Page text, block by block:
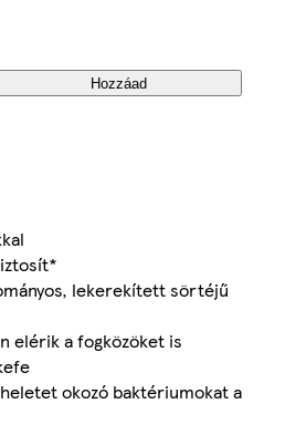
Hozzáad
lekerekített sörtéjű
elérik a fogközöket is
okozó baktériumokat a